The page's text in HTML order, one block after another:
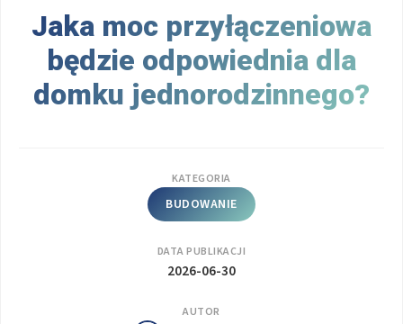
Jaka moc przyłączeniowa
będzie odpowiednia dla
domku jednorodzinnego?
KATEGORIA
BUDOWANIE
DATA PUBLIKACJI
2026-06-30
AUTOR